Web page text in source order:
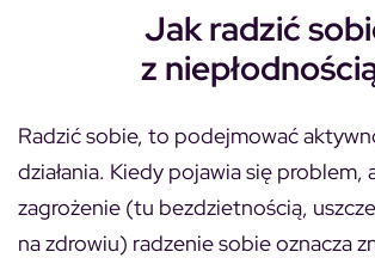
Jak radzić
z
Radzić sobie, to podejmować
działania. Kiedy pojawia się problem,
zagrożenie (tu bezdzietnością,
na zdrowiu) radzenie sobie oznacza